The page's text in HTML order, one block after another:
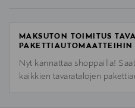
MAKSUTON TOIMITUS
PAKETTIAUTOMAATTEIHIN
Nyt kannattaa shoppailla!
kaikkien tavaratalojen